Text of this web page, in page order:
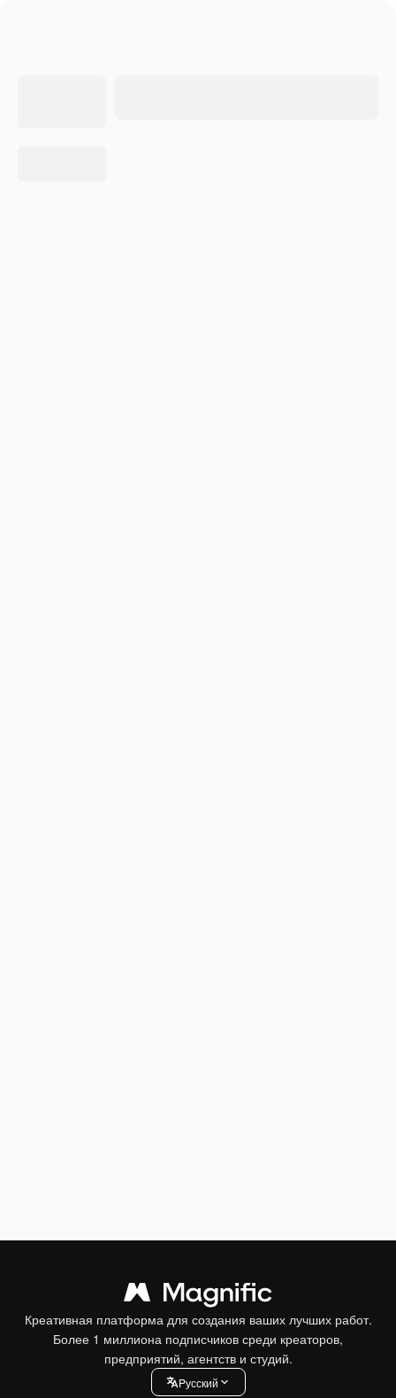
Креативная платформа для создания ваших лучших работ.
Более 1 миллиона подписчиков среди креаторов,
предприятий, агентств и студий.
Pусский